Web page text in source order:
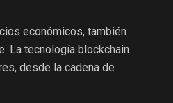
económicos, también
La tecnología blockchain
desde la cadena de